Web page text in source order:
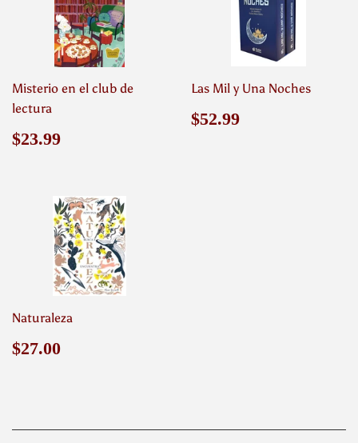
Misterio en el club de
lectura
Precio
$23.99
Las Mil y Una Noches
Precio
$52.99
Naturaleza
Precio
$27.00